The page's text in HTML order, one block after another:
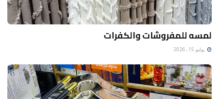
لمسه للمفروشات والكفرات
يوليو 15, 2026